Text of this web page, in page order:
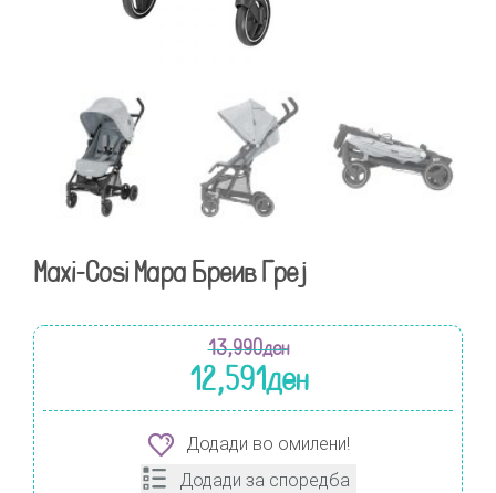
Maxi-Cosi Мара Бреив Греј
13,990ден
12,591ден
Додади во омилени!
Додади за споредба